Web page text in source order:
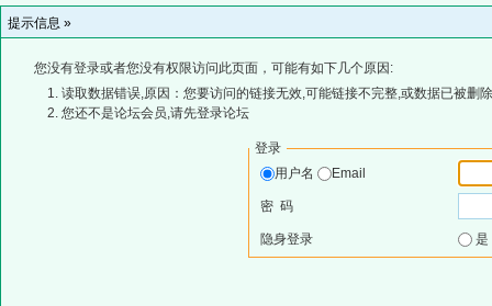
提示信息 »
您没有登录或者您没有权限访问此页面，可能有如下几个原因:
读取数据错误,原因：您要访问的链接无效,可能链接不完整,或数据已被删
您还不是论坛会员,请先登录论坛
登录
用户名
Email
密 码
隐身登录